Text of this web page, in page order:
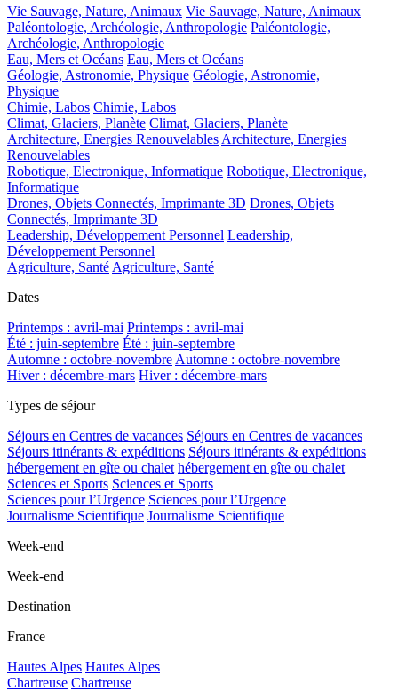
Vie Sauvage, Nature, Animaux Vie Sauvage, Nature, Animaux
Paléontologie, Archéologie, Anthropologie Paléontologie,
Archéologie, Anthropologie
Eau, Mers et Océans Eau, Mers et Océans
Géologie, Astronomie, Physique Géologie, Astronomie,
Physique
Chimie, Labos Chimie, Labos
Climat, Glaciers, Planète Climat, Glaciers, Planète
Architecture, Energies Renouvelables Architecture, Energies
Renouvelables
Robotique, Electronique, Informatique Robotique, Electronique,
Informatique
Drones, Objets Connectés, Imprimante 3D Drones, Objets
Connectés, Imprimante 3D
Leadership, Développement Personnel Leadership,
Développement Personnel
Agriculture, Santé Agriculture, Santé
Dates
Printemps : avril-mai Printemps : avril-mai
Été : juin-septembre Été : juin-septembre
Automne : octobre-novembre Automne : octobre-novembre
Hiver : décembre-mars Hiver : décembre-mars
Types de séjour
Séjours en Centres de vacances Séjours en Centres de vacances
Séjours itinérants & expéditions Séjours itinérants & expéditions
hébergement en gîte ou chalet hébergement en gîte ou chalet
Sciences et Sports Sciences et Sports
Sciences pour l’Urgence Sciences pour l’Urgence
Journalisme Scientifique Journalisme Scientifique
Week-end
Week-end
Destination
France
Hautes Alpes Hautes Alpes
Chartreuse Chartreuse